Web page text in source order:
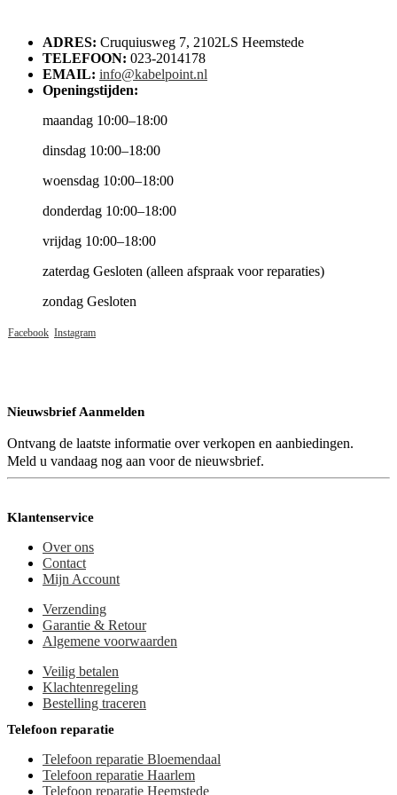
ADRES: Cruquiusweg 7, 2102LS Heemstede
TELEFOON: 023-2014178
EMAIL: info@kabelpoint.nl
Openingstijden:
maandag 10:00–18:00
dinsdag 10:00–18:00
woensdag 10:00–18:00
donderdag 10:00–18:00
vrijdag 10:00–18:00
zaterdag Gesloten (alleen afspraak voor reparaties)
zondag Gesloten
Facebook Instagram
Nieuwsbrief Aanmelden
Ontvang de laatste informatie over verkopen en aanbiedingen.
Meld u vandaag nog aan voor de nieuwsbrief.
Klantenservice
Over ons
Contact
Mijn Account
Verzending
Garantie & Retour
Algemene voorwaarden
Veilig betalen
Klachtenregeling
Bestelling traceren
Telefoon reparatie
Telefoon reparatie Bloemendaal
Telefoon reparatie Haarlem
Telefoon reparatie Heemstede